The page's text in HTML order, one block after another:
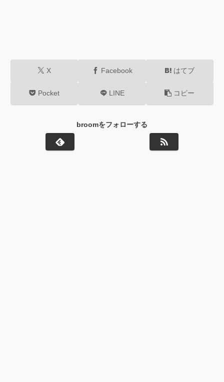
X Facebook はてブ
Pocket LINE コピー
broomをフォローする